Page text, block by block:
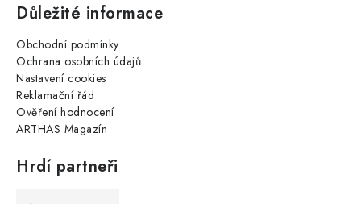
Důležité informace
Obchodní podmínky
Ochrana osobních údajů
Nastavení cookies
Reklamační řád
Ověření hodnocení
ARTHAS Magazín
Hrdí partneři